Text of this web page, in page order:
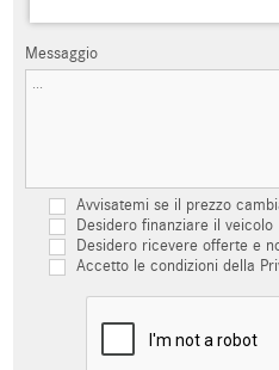
Messaggio
Avvisatemi se il prezzo
Desidero finanziare il veicolo
Desidero ricevere offerte e
Accetto le condizioni della